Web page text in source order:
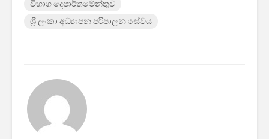
විභාග දෙපාර්තමේන්තුව
ශ්‍රී ලංකා අධ්‍යාපන පරිපාලන සේවය